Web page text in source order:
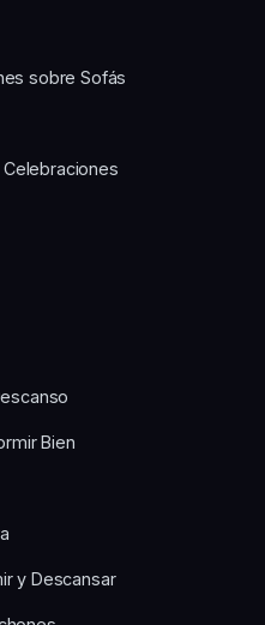
sobre Sofás
Bien
y Descansar